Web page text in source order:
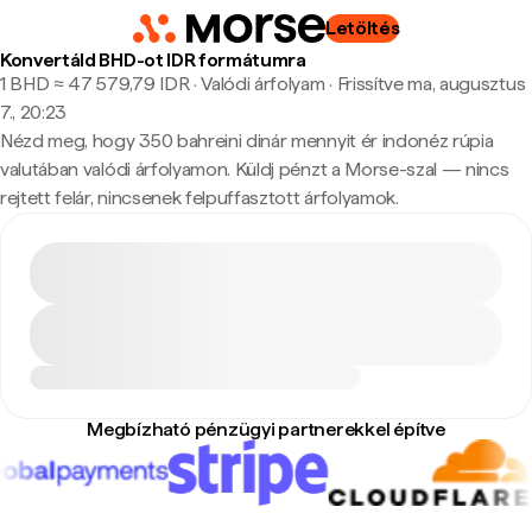
Letöltés
Konvertáld BHD-ot IDR formátumra
1 BHD ≈ 47 579,79 IDR · Valódi árfolyam · Frissítve ma, augusztus
7., 20:23
Nézd meg, hogy 350 bahreini dinár mennyit ér indonéz rúpia
valutában valódi árfolyamon. Küldj pénzt a Morse-szal — nincs
rejtett felár, nincsenek felpuffasztott árfolyamok.
Megbízható pénzügyi partnerekkel építve